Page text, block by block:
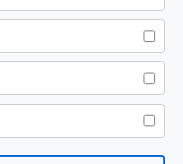
Santa Maria
del 31/01/2025 |
LORENZO MARIA